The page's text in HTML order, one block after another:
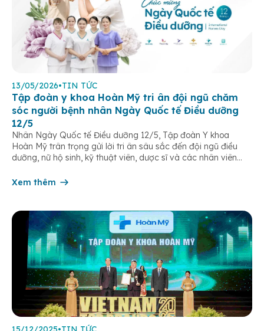
13/05/2026•TIN TỨC
Tập đoàn y khoa Hoàn Mỹ tri ân đội ngũ chăm
sóc người bệnh nhân Ngày Quốc tế Điều dưỡng
12/5
Nhân Ngày Quốc tế Điều dưỡng 12/5, Tập đoàn Y khoa
Hoàn Mỹ trân trọng gửi lời tri ân sâu sắc đến đội ngũ điều
dưỡng, nữ hộ sinh, kỹ thuật viên, dược sĩ và các nhân viên
âm thầm đồng hành trên […]
Xem thêm